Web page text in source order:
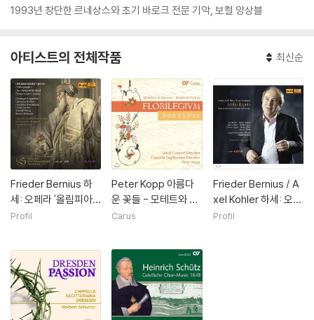
1993년 창단한 르네상스와 초기 바로크 전문 기악, 보컬 앙상블
아티스트의 전체작품 최신순
Frieder Bernius 하
세: 오페라 '올림피아
데' (Hasse: L`Olimpi
Profil
Peter Kopp 아름다
운 꽃들 - 모테트와 찬
가 (Florilegium Port
Carus
Frieder Bernius / A
xel Kohler 하세: 오페
라 '아틸리오 레골로' -
Profil